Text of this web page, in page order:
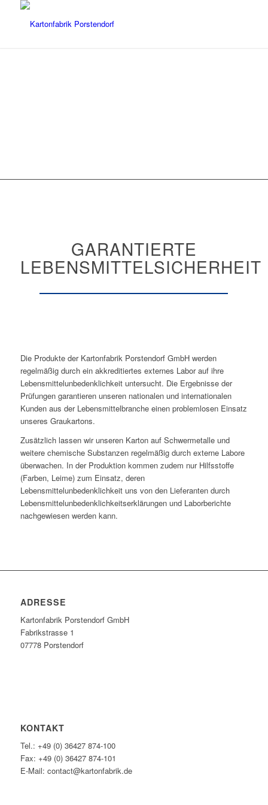
GARANTIERTE
LEBENSMITTELSICHERHEIT
Die Produkte der Kartonfabrik Porstendorf GmbH werden
regelmäßig durch ein akkreditiertes externes Labor auf ihre
Lebensmittelunbedenklichkeit untersucht. Die Ergebnisse der
Prüfungen garantieren unseren nationalen und internationalen
Kunden aus der Lebensmittelbranche einen problemlosen Einsatz
unseres Graukartons.
Zusätzlich lassen wir unseren Karton auf Schwermetalle und
weitere chemische Substanzen regelmäßig durch externe Labore
überwachen. In der Produktion kommen zudem nur Hilfsstoffe
(Farben, Leime) zum Einsatz, deren
Lebensmittelunbedenklichkeit uns von den Lieferanten durch
Lebensmittelunbedenklichkeitserklärungen und Laborberichte
nachgewiesen werden kann.
ADRESSE
Kartonfabrik Porstendorf GmbH
Fabrikstrasse 1
07778 Porstendorf
KONTAKT
Tel.: +49 (0) 36427 874-100
Fax: +49 (0) 36427 874-101
E-Mail: contact@kartonfabrik.de